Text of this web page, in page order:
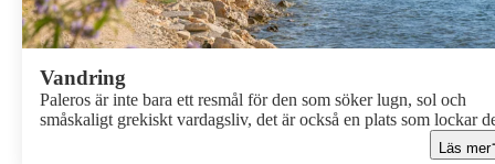
Vandring
Paleros är inte bara ett resmål för den som söker lugn, sol och
småskaligt grekiskt vardagsliv, det är också en plats som lockar
som gillar att vandra. Med sin orörda natur, sitt bergslandskap
sina glittrande kuststråk erbjuder Paleros en vandringsupplevelse
Läs mer